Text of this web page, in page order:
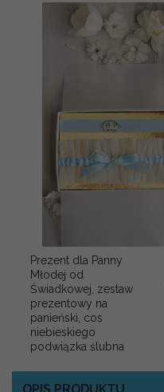
Prezent dla Panny
Młodej od
Świadkowej, zestaw
prezentowy na
panieński, cos
niebieskiego
podwiązka ślubna